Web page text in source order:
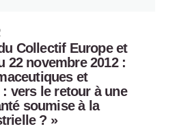
Collectif Europe et
22 novembre 2012 :
et
vers le retour à une
soumise à la
? »